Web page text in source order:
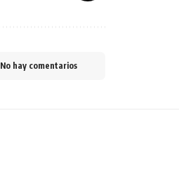
No hay comentarios